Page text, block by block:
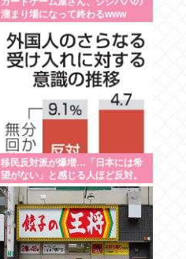
溜まり場になって終わるwww
移民反対派が爆増…「日本には希
望がない」と感じる人ほど反対。
進む若者の嫌儲化